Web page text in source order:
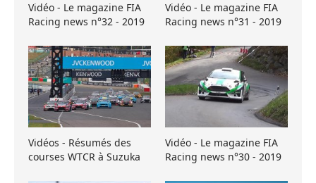
Vidéo - Le magazine FIA
Racing news n°32 - 2019
Vidéo - Le magazine FIA
Racing news n°31 - 2019
Vidéos - Résumés des
courses WTCR à Suzuka
Vidéo - Le magazine FIA
Racing news n°30 - 2019